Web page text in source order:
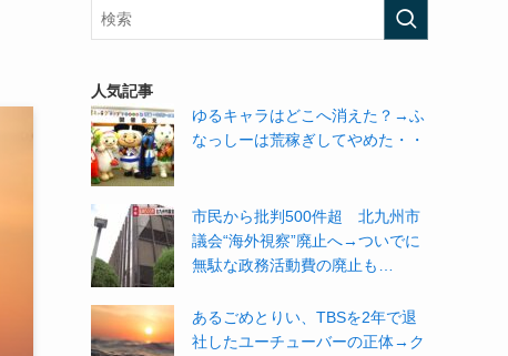
人気記事
ゆるキャラはどこへ消えた？→ふ
なっしーは荒稼ぎしてやめた・・
市民から批判500件超 北九州市
議会“海外視察”廃止へ→ついでに
無駄な政務活動費の廃止も…
あるごめとりい、TBSを2年で退
社したユーチューバーの正体→ク